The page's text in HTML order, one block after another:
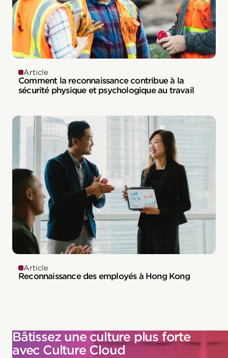
Article
Comment la reconnaissance contribue à la
sécurité physique et psychologique au travail
Article
Reconnaissance des employés à Hong Kong
Bâtissez une culture plus forte
avec Culture Cloud